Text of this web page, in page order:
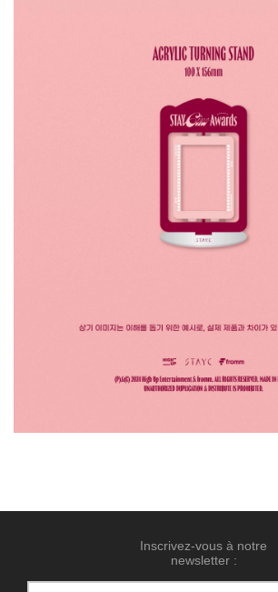
Inscrivez-vous à notre
newsletter :